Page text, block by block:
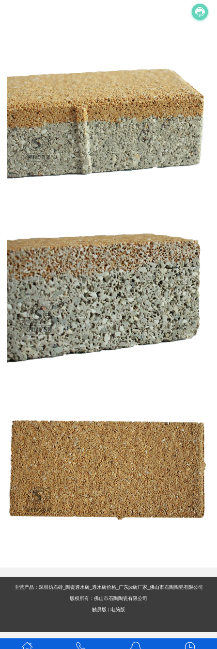
主营产品：深圳仿石砖_陶瓷透水砖_透水砖价格_广东pc砖厂家_佛山市石陶陶瓷有限公司
版权所有：佛山市石陶陶瓷有限公司
触屏版 | 电脑版